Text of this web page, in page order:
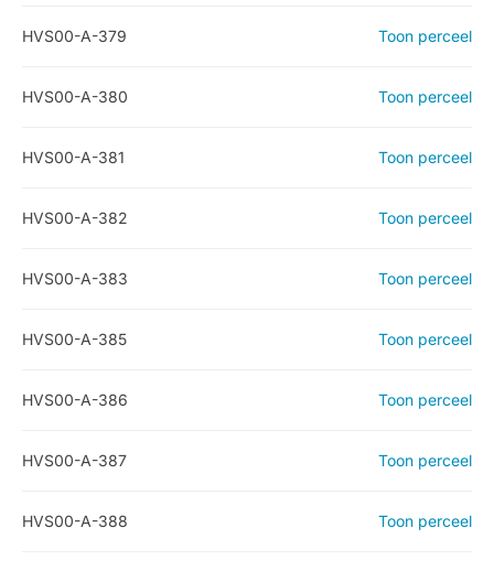
HVS00-A-379 Toon perceel
HVS00-A-380 Toon perceel
HVS00-A-381 Toon perceel
HVS00-A-382 Toon perceel
HVS00-A-383 Toon perceel
HVS00-A-385 Toon perceel
HVS00-A-386 Toon perceel
HVS00-A-387 Toon perceel
HVS00-A-388 Toon perceel